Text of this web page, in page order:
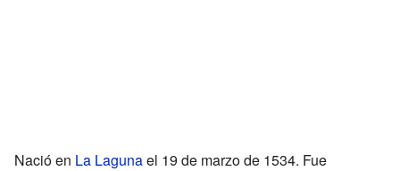
Nació en La Lagunael 19 de marzo de 1534. Fue